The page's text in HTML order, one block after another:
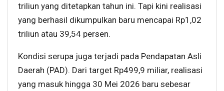
triliun yang ditetapkan tahun ini. Tapi kini realisasi
yang berhasil dikumpulkan baru mencapai Rp1,02
triliun atau 39,54 persen.
Kondisi serupa juga terjadi pada Pendapatan Asli
Daerah (PAD). Dari target Rp499,9 miliar, realisasi
yang masuk hingga 30 Mei 2026 baru sebesar